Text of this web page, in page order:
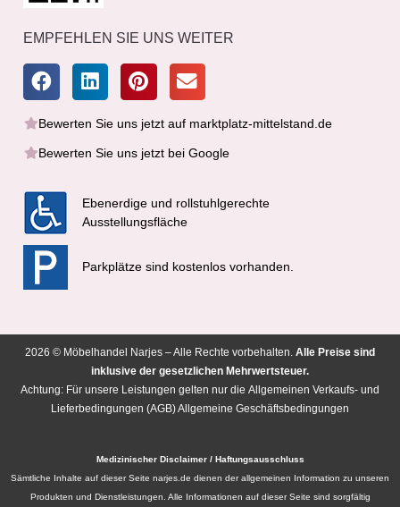
EMPFEHLEN SIE UNS WEITER
Bewerten Sie uns jetzt auf marktplatz-mittelstand.de
Bewerten Sie uns jetzt bei Google
Ebenerdige und rollstuhlgerechte
Ausstellungsfläche
Parkplätze sind kostenlos vorhanden.
2026 © Möbelhandel Narjes – Alle Rechte vorbehalten. Alle Preise sind
inklusive der gesetzlichen Mehrwertsteuer.
Achtung: Für unsere Leistungen gelten nur die Allgemeinen Verkaufs- und
Lieferbedingungen (AGB) Allgemeine Geschäftsbedingungen
Medizinischer Disclaimer / Haftungsausschluss
Sämtliche Inhalte auf dieser Seite narjes.de dienen der allgemeinen Information zu unseren
Produkten und Dienstleistungen. Alle Informationen auf dieser Seite sind sorgfältig